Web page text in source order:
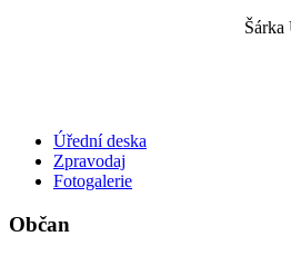
Šárka
Úřední deska
Zpravodaj
Fotogalerie
Občan